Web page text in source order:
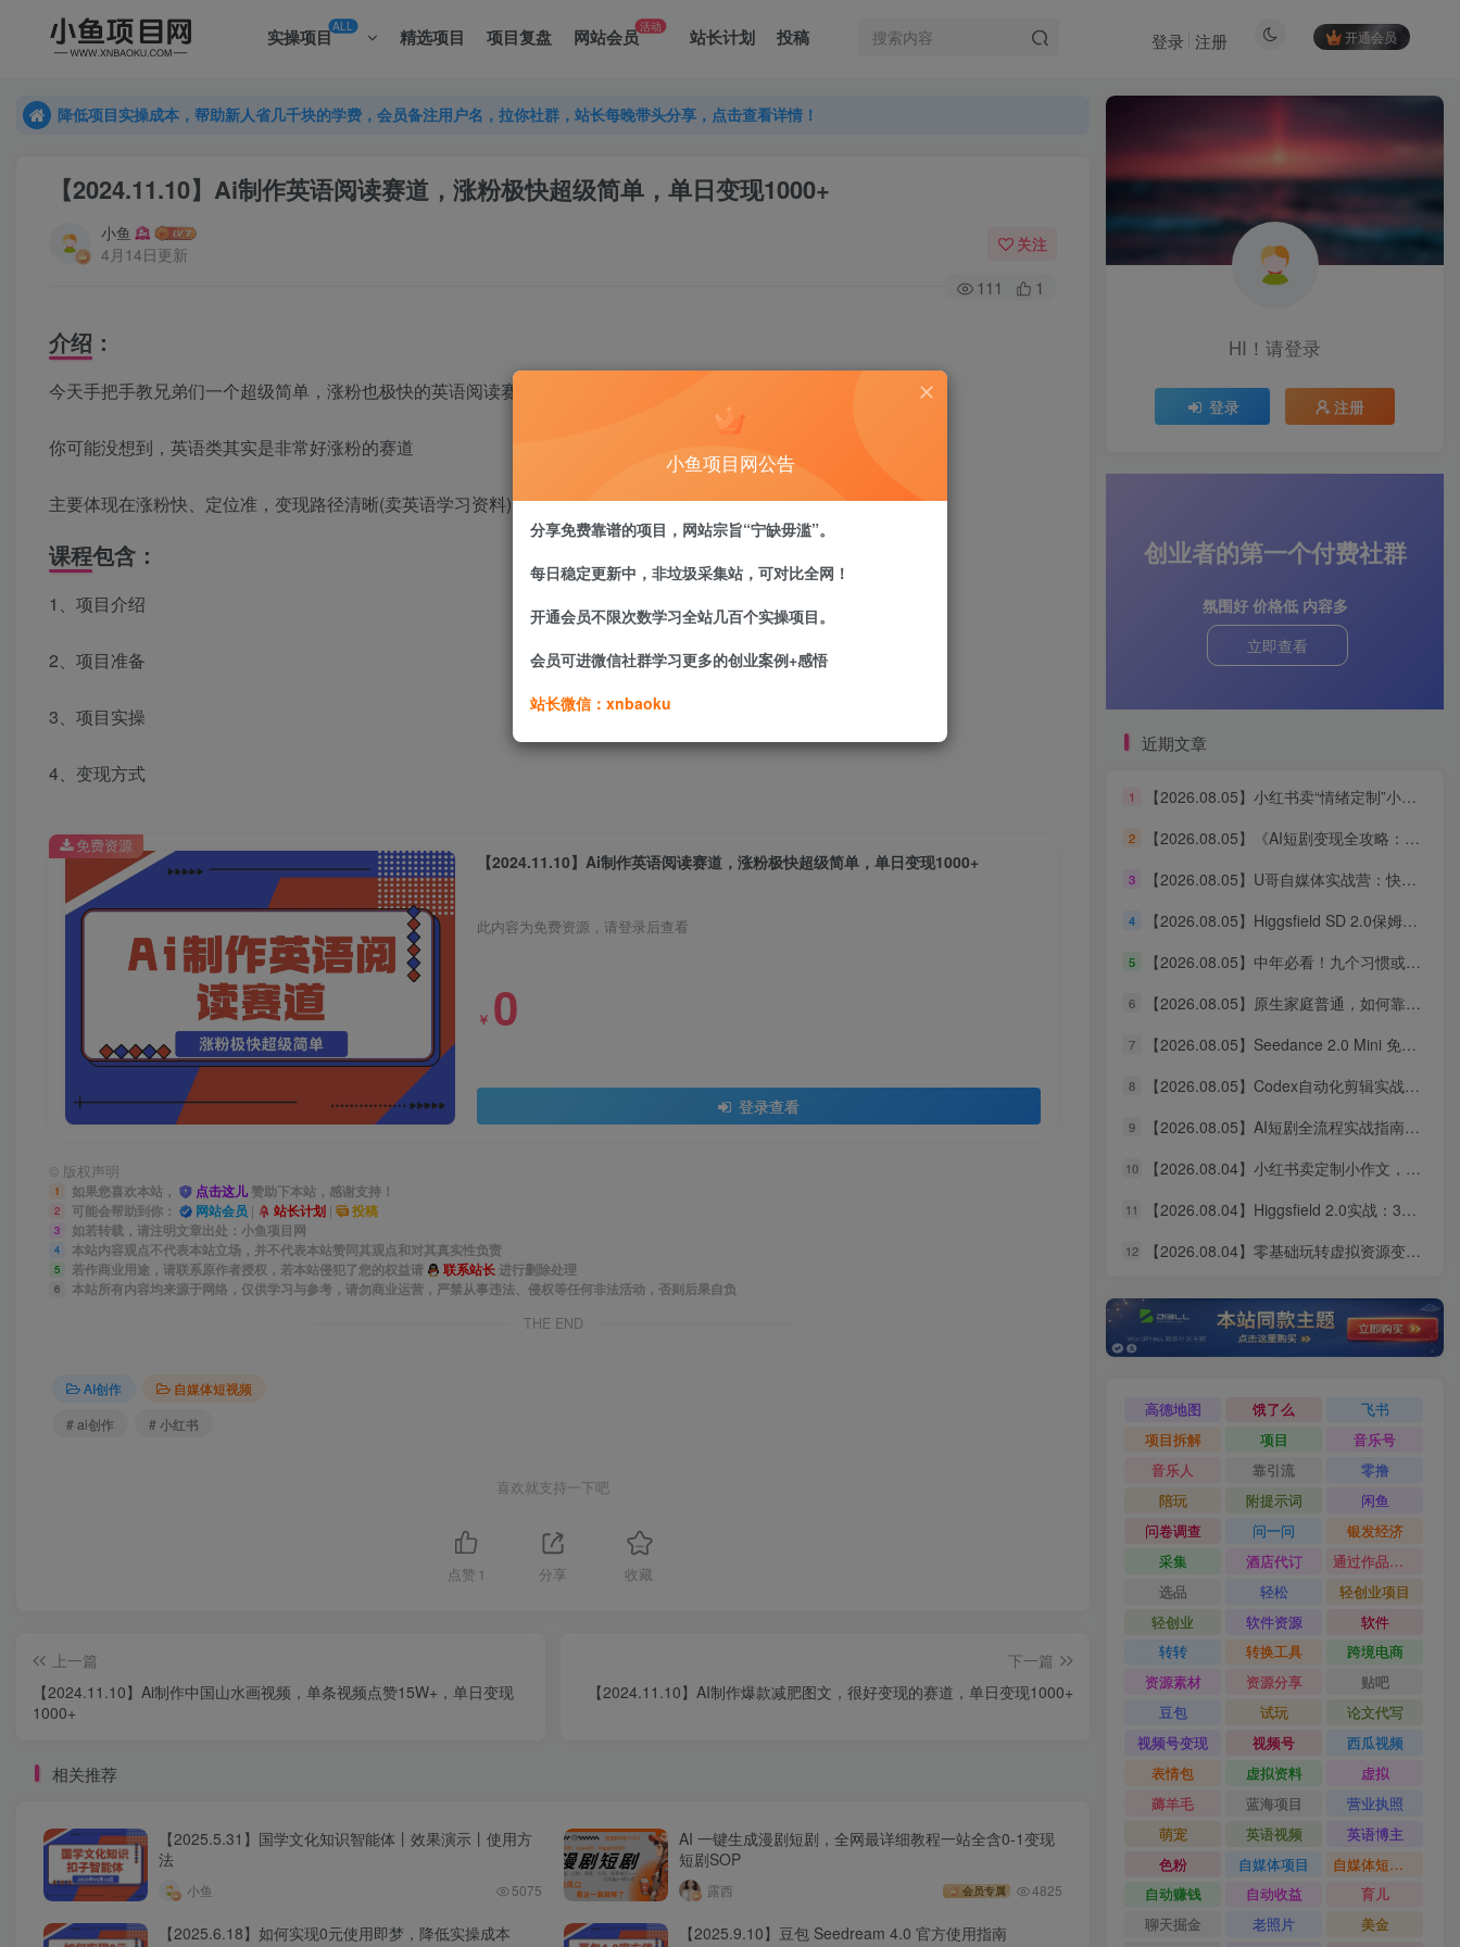
实操项目ALL 精选项目 项目复盘 网站会员活动 站长计划 投稿 开通会员
登录 注册
降低项目实操成本，帮助新人省几千块的学费，会员备注用户名，拉你社群，站长每晚带头分享，点击查看详情！
降低项目实操成本，帮助新人省几千块的学费，会员备注用户名，拉你社群，站长每晚带头分享，点击查看详情！
【2024.11.10】Ai制作英语阅读赛道，涨粉极快超级简单，单日变现1000+
小鱼
4月14日更新
关注
111 1
介绍：
今天手把手教兄弟们一个超级简单，涨粉也极快的英语阅读赛道。
你可能没想到，英语类其实是非常好涨粉的赛道
主要体现在涨粉快、定位准，变现路径清晰(卖英语学习资料)。
课程包含：
1、项目介绍
2、项目准备
3、项目实操
4、变现方式
【2024.11.10】Ai制作英语阅读赛道，涨粉极快超级简单，单日变现1000+
此内容为免费资源，请登录后查看
￥ 0
登录查看
免费资源
© 版权声明
1 如果您喜欢本站， 点击这儿赞助下本站，感谢支持！
2 可能会帮助到你： 网站会员 | 站长计划 | 投稿
3 如若转载，请注明文章出处：小鱼项目网
4 本站内容观点不代表本站立场，并不代表本站赞同其观点和对其真实性负责
5 若作商业用途，请联系原作者授权，若本站侵犯了您的权益请 联系站长进行删除处理
6
本站所有内容均来源于网络，仅供学习与参考，请勿商业运营，严禁从事违法、侵权等任何非法活动，否则后果自负
THE END
AI创作
自媒体短视频
# ai创作
# 小红书
喜欢就支持一下吧
点赞 1 分享 收藏
上一篇
【2024.11.10】Ai制作中国山水画视频，单条视频点赞15W+，单日变现
1000+
下一篇
【2024.11.10】AI制作爆款减肥图文，很好变现的赛道，单日变现1000+
相关推荐
【2025.5.31】国学文化知识智能体丨效果演示丨使用方
法
小鱼 5075
AI 一键生成漫剧短剧，全网最详细教程一站全含0-1变现
短剧SOP
露西 会员专属 4825
【2025.6.18】如何实现0元使用即梦，降低实操成本 【2025.9.10】豆包 Seedream 4.0 官方使用指南
HI！请登录
登录 注册
创业者的第一个付费社群
氛围好 价格低 内容多
立即查看
近期文章
1 【2026.08.05】小红书卖“情绪定制”小服务，客单价6.88-14.88，227天狂出2万+单，净赚13万+
2 【2026.08.05】《AI短剧变现全攻略：婆媳题材引爆女性流量，四大变现路径一次打通》
3 【2026.08.05】U哥自媒体实战营：快速起号、引爆流量、打造爆款内容能力
4 【2026.08.05】Higgsfield SD 2.0保姆级教程：3分钟真人AI影视剧从0到1完整实操
5 【2026.08.05】中年必看！九个习惯或能助你更长寿
6 【2026.08.05】原生家庭普通，如何靠个人努力实现阶层跃升？这几点建议值得收藏
7 【2026.08.05】Seedance 2.0 Mini 免费无限用：10秒视频、9图+3音频全解锁！
8 【2026.08.05】Codex自动化剪辑实战：DeepSeek V4 Pro多API联动，图文成片Skill全流程拆解
9 【2026.08.05】AI短剧全流程实战指南：从爆款拆解到成片交付，掌握高效工作流与审美进阶秘籍
10 【2026.08.04】小红书卖定制小作文，9.9元一单狂卖1万+，普通人的轻资产搞钱路子
11 【2026.08.04】Higgsfield 2.0实战：3分钟真人AI影视剧全流程拆解，14天无限生成秘籍
12 【2026.08.04】零基础玩转虚拟资源变现：四大赛道实操指南，手把手教你搭建个人盈利体系
高德地图 饿了么
飞书
项目拆解
项目
音乐号
音乐人
靠引流
零撸
陪玩
附提示词
闲鱼
问卷调查
问一问
银发经济
采集
酒店代订
通过作品流量
选品
轻松
轻创业项目
轻创业
软件资源
软件
转转
转换工具
跨境电商
资源素材
资源分享
贴吧
豆包
试玩
论文代写
视频号变现
视频号
西瓜视频
表情包
虚拟资料
虚拟
薅羊毛
蓝海项目
营业执照
萌宠
英语视频
英语博主
色粉
自媒体项目
自媒体短视频
自动赚钱
自动收益
育儿
聊天掘金
老照片
美金
小鱼项目网公告
分享免费靠谱的项目，网站宗旨“宁缺毋滥”。
每日稳定更新中，非垃圾采集站，可对比全网！
开通会员不限次数学习全站几百个实操项目。
会员可进微信社群学习更多的创业案例+感悟
站长微信：xnbaoku